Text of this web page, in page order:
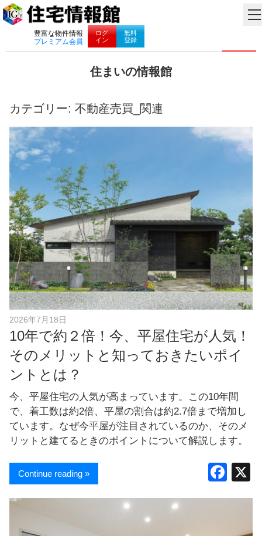
豊富な物件情報
プレミアム会員
ログ
イン
無料
登録
ナビゲーション
住まいの情報館
い
暮
ら
し
に
役
つ
情
報
を
お
届
け
し
ま
す
！
カテゴリー: 不動産売買_関連
2026年7月18日
10年で約２倍！今、平屋住宅が人気！
そのメリットと知っておきたいポイ
ントとは？
今、平屋住宅の人気が高まっています。この10年間
で、着工数は約2倍、平屋の割合は約2.7倍まで増加し
ています。なぜ今平屋が注目されているのか、そのメ
リットと建てるときのポイントについて解説します。
F
Continue reading »